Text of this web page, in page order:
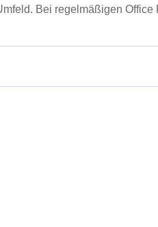
Bei regelmäßigen Office